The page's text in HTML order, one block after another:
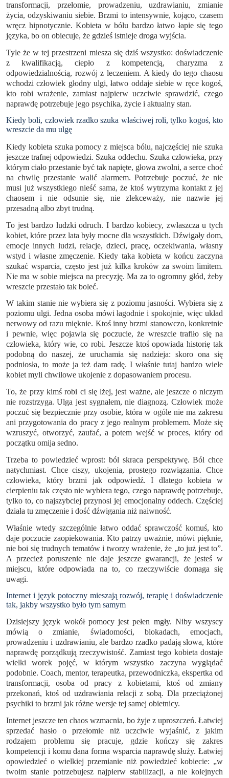
transformacji, przełomie, prowadzeniu, uzdrawianiu, zmianie
życia, odzyskiwaniu siebie. Brzmi to intensywnie, kojąco, czasem
wręcz hipnotycznie. Kobieta w bólu bardzo łatwo łapie się tego
języka, bo on obiecuje, że gdzieś istnieje droga wyjścia.
Tyle że w tej przestrzeni miesza się dziś wszystko: doświadczenie
z kwalifikacją, ciepło z kompetencją, charyzma z
odpowiedzialnością, rozwój z leczeniem. A kiedy do tego chaosu
wchodzi człowiek głodny ulgi, łatwo oddaje siebie w ręce kogoś,
kto robi wrażenie, zamiast najpierw uczciwie sprawdzić, czego
naprawdę potrzebuje jego psychika, życie i aktualny stan.
Kiedy boli, człowiek rzadko szuka właściwej roli, tylko kogoś, kto
wreszcie da mu ulgę
Kiedy kobieta szuka pomocy z miejsca bólu, najczęściej nie szuka
jeszcze trafnej odpowiedzi. Szuka oddechu. Szuka człowieka, przy
którym ciało przestanie być tak napięte, głowa zwolni, a serce choć
na chwilę przestanie walić alarmem. Potrzebuje poczuć, że nie
musi już wszystkiego nieść sama, że ktoś wytrzyma kontakt z jej
chaosem i nie odsunie się, nie zlekceważy, nie nazwie jej
przesadną albo zbyt trudną.
To jest bardzo ludzki odruch. I bardzo kobiecy, zwłaszcza u tych
kobiet, które przez lata były mocne dla wszystkich. Dźwigały dom,
emocje innych ludzi, relacje, dzieci, pracę, oczekiwania, własny
wstyd i własne zmęczenie. Kiedy taka kobieta w końcu zaczyna
szukać wsparcia, często jest już kilka kroków za swoim limitem.
Nie ma w sobie miejsca na precyzję. Ma za to ogromny głód, żeby
wreszcie przestało tak boleć.
W takim stanie nie wybiera się z poziomu jasności. Wybiera się z
poziomu ulgi. Jedna osoba mówi łagodnie i spokojnie, więc układ
nerwowy od razu mięknie. Ktoś inny brzmi stanowczo, konkretnie
i pewnie, więc pojawia się poczucie, że wreszcie trafiło się na
człowieka, który wie, co robi. Jeszcze ktoś opowiada historię tak
podobną do naszej, że uruchamia się nadzieja: skoro ona się
podniosła, to może ja też dam radę. I właśnie tutaj bardzo wiele
kobiet myli chwilowe ukojenie z dopasowaniem procesu.
To, że przy kimś robi ci się lżej, jest ważne, ale jeszcze o niczym
nie rozstrzyga. Ulga jest sygnałem, nie diagnozą. Człowiek może
poczuć się bezpiecznie przy osobie, która w ogóle nie ma zakresu
ani przygotowania do pracy z jego realnym problemem. Może się
wzruszyć, otworzyć, zaufać, a potem wejść w proces, który od
początku omija sedno.
Trzeba to powiedzieć wprost: ból skraca perspektywę. Ból chce
natychmiast. Chce ciszy, ukojenia, prostego rozwiązania. Chce
człowieka, który brzmi jak odpowiedź. I dlatego kobieta w
cierpieniu tak często nie wybiera tego, czego naprawdę potrzebuje,
tylko to, co najszybciej przynosi jej emocjonalny oddech. Częściej
działa tu zmęczenie i dość dźwigania niż naiwność.
Właśnie wtedy szczególnie łatwo oddać sprawczość komuś, kto
daje poczucie zaopiekowania. Kto patrzy uważnie, mówi pięknie,
nie boi się trudnych tematów i tworzy wrażenie, że „to już jest to”.
A przecież poruszenie nie daje jeszcze gwarancji, że jesteś w
miejscu, które odpowiada na to, co rzeczywiście domaga się
uwagi.
Internet i język potoczny mieszają rozwój, terapię i doświadczenie
tak, jakby wszystko było tym samym
Dzisiejszy język wokół pomocy jest pełen mgły. Niby wszyscy
mówią o zmianie, świadomości, blokadach, emocjach,
prowadzeniu i uzdrawianiu, ale bardzo rzadko padają słowa, które
naprawdę porządkują rzeczywistość. Zamiast tego kobieta dostaje
wielki worek pojęć, w którym wszystko zaczyna wyglądać
podobnie. Coach, mentor, terapeutka, przewodniczka, ekspertka od
transformacji, osoba od pracy z kobietami, ktoś od zmiany
przekonań, ktoś od uzdrawiania relacji z sobą. Dla przeciążonej
psychiki to brzmi jak różne wersje tej samej obietnicy.
Internet jeszcze ten chaos wzmacnia, bo żyje z uproszczeń. Łatwiej
sprzedać hasło o przełomie niż uczciwie wyjaśnić, z jakim
rodzajem problemu się pracuje, gdzie kończy się zakres
kompetencji i komu dana forma wsparcia naprawdę służy. Łatwiej
opowiedzieć o wielkiej przemianie niż powiedzieć kobiecie: „w
twoim stanie potrzebujesz najpierw stabilizacji, a nie kolejnych